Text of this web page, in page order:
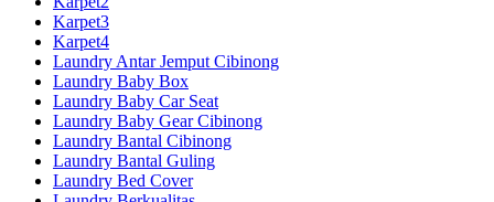
Karpet3
Karpet4
Laundry Antar Jemput Cibinong
Laundry Baby Box
Laundry Baby Car Seat
Laundry Baby Gear Cibinong
Laundry Bantal Cibinong
Laundry Bantal Guling
Laundry Bed Cover